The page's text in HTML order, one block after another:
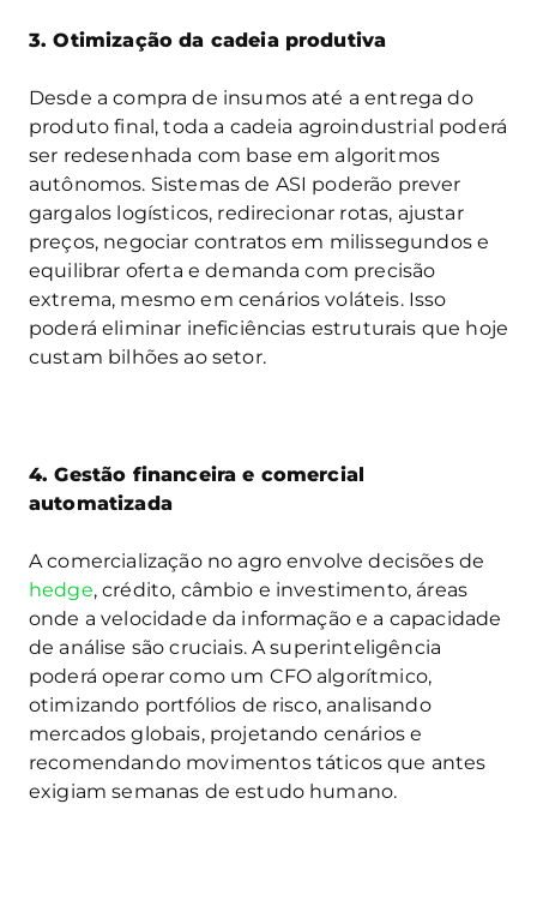
3. Otimização da cadeia produtiva
Desde a compra de insumos até a entrega do
produto final, toda a cadeia agroindustrial poderá
ser redesenhada com base em algoritmos
autônomos. Sistemas de ASI poderão prever
gargalos logísticos, redirecionar rotas, ajustar
preços, negociar contratos em milissegundos e
equilibrar oferta e demanda com precisão
extrema, mesmo em cenários voláteis. Isso
poderá eliminar ineficiências estruturais que hoje
custam bilhões ao setor.
4. Gestão financeira e comercial
automatizada
A comercialização no agro envolve decisões de
hedge, crédito, câmbio e investimento, áreas
onde a velocidade da informação e a capacidade
de análise são cruciais. A superinteligência
poderá operar como um CFO algorítmico,
otimizando portfólios de risco, analisando
mercados globais, projetando cenários e
recomendando movimentos táticos que antes
exigiam semanas de estudo humano.